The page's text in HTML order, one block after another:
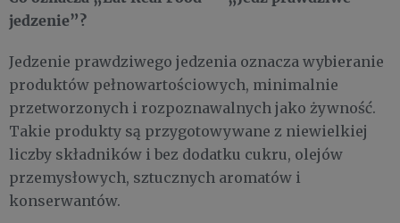
jedzenie”?
Jedzenie prawdziwego jedzenia oznacza wybieranie
produktów pełnowartościowych, minimalnie
przetworzonych i rozpoznawalnych jako żywność.
Takie produkty są przygotowywane z niewielkiej
liczby składników i bez dodatku cukru, olejów
przemysłowych, sztucznych aromatów i
konserwantów.